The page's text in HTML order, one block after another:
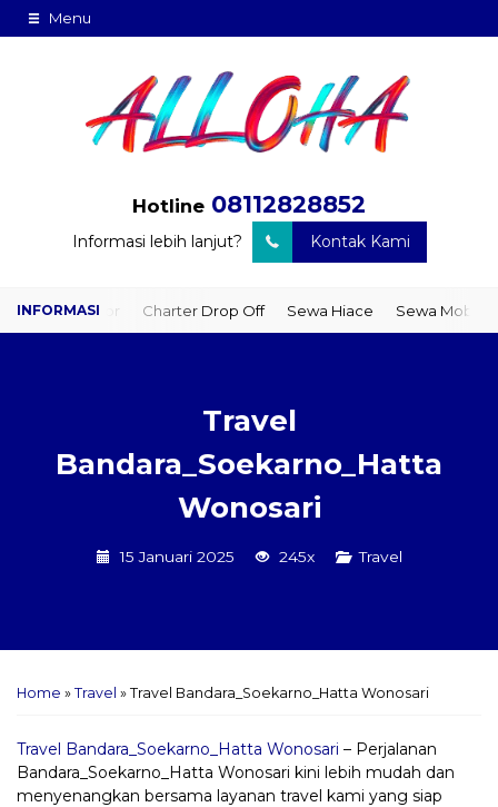
Menu
Hotline 08112828852
Informasi lebih lanjut? Kontak Kami
Door Charter Drop Off Sewa Hiace Sewa Mobil Plus Driver
Travel
Bandara_Soekarno_Hatta
Wonosari
15 Januari 2025 245x Travel
Home » Travel » Travel Bandara_Soekarno_Hatta Wonosari
Travel Bandara_Soekarno_Hatta Wonosari – Perjalanan
Bandara_Soekarno_Hatta Wonosari kini lebih mudah dan
menyenangkan bersama layanan travel kami yang siap